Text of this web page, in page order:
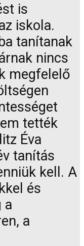
is
iskola.
tanítanak
nincs
megfelelő
tették
Éva
tanítás
kell. A
és
a
a